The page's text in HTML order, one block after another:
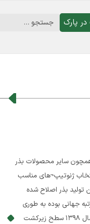
پارک
سایر محصولات بذر
داخلی کشور و انتخاب ژنوتیپ¬های مناسب
تولید بذر اصلاح شده
جهانی بوده به طوری
که در تولید بادمجان بعد از چین و هند و در تولید خیار بعد از چین و ترکیه دارای رتبه سوم جهانی می باشد.در سال 1398 سطح زیرکشت